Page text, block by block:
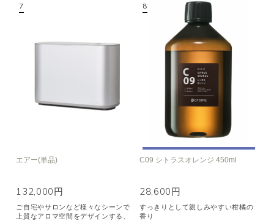
エアー(単品)
132,000円
ご自宅やサロンなど様々なシーンで
上質なアロマ空間をデザインする、
C09 シトラスオレンジ 450ml
28,600円
すっきりとして親しみやすい柑橘の
香り